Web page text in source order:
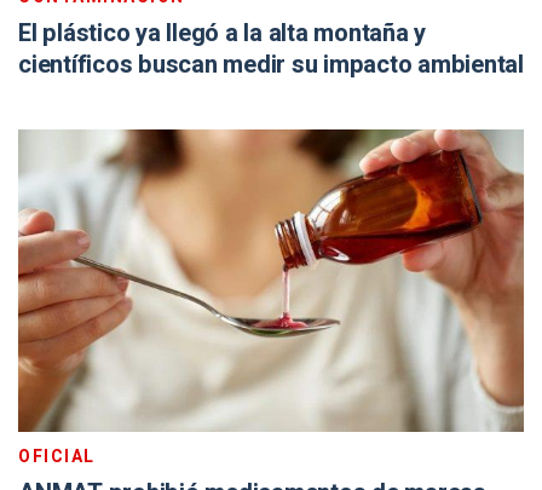
El plástico ya llegó a la alta montaña y
científicos buscan medir su impacto ambiental
OFICIAL